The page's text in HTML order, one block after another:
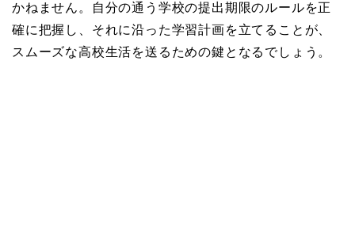
かねません。自分の通う学校の提出期限のルールを正
確に把握し、それに沿った学習計画を立てることが、
スムーズな高校生活を送るための鍵となるでしょう。